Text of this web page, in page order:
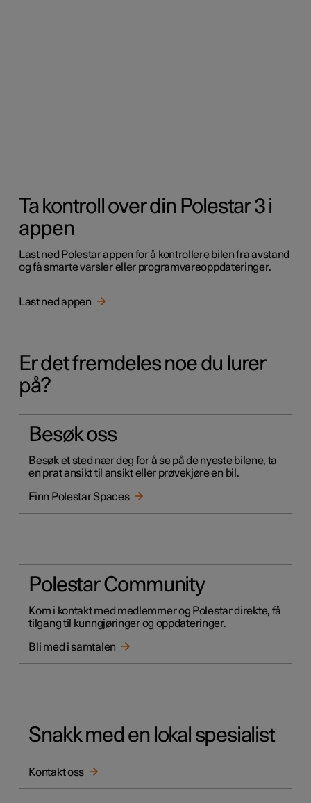
Ta kontroll over din Polestar 3 i
appen
Last ned Polestar appen for å kontrollere bilen fra avstand
og få smarte varsler eller programvareoppdateringer.
Last ned appen
Er det fremdeles noe du lurer
på?
Besøk oss
Besøk et sted nær deg for å se på de nyeste bilene, ta
en prat ansikt til ansikt eller prøvekjøre en bil.
Finn Polestar Spaces
Polestar Community
Kom i kontakt med medlemmer og Polestar direkte, få
tilgang til kunngjøringer og oppdateringer.
Bli med i samtalen
Snakk med en lokal spesialist
Kontakt oss